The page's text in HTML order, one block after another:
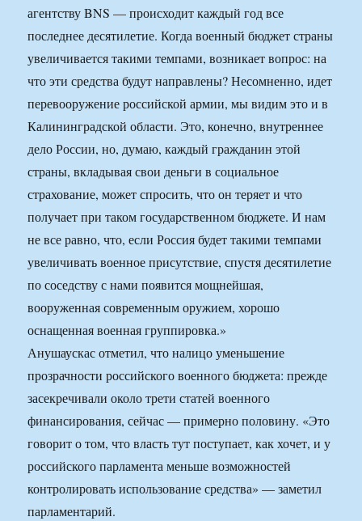
агентству BNS — происходит каждый год все
последнее десятилетие. Когда военный бюджет страны
увеличивается такими темпами, возникает вопрос: на
что эти средства будут направлены? Несомненно, идет
перевооружение российской армии, мы видим это и в
Калининградской области. Это, конечно, внутреннее
дело России, но, думаю, каждый гражданин этой
страны, вкладывая свои деньги в социальное
страхование, может спросить, что он теряет и что
получает при таком государственном бюджете. И нам
не все равно, что, если Россия будет такими темпами
увеличивать военное присутствие, спустя десятилетие
по соседству с нами появится мощнейшая,
вооруженная современным оружием, хорошо
оснащенная военная группировка.»
Анушаускас отметил, что налицо уменьшение
прозрачности российского военного бюджета: прежде
засекречивали около трети статей военного
финансирования, сейчас — примерно половину. «Это
говорит о том, что власть тут поступает, как хочет, и у
российского парламента меньше возможностей
контролировать использование средства» — заметил
парламентарий.